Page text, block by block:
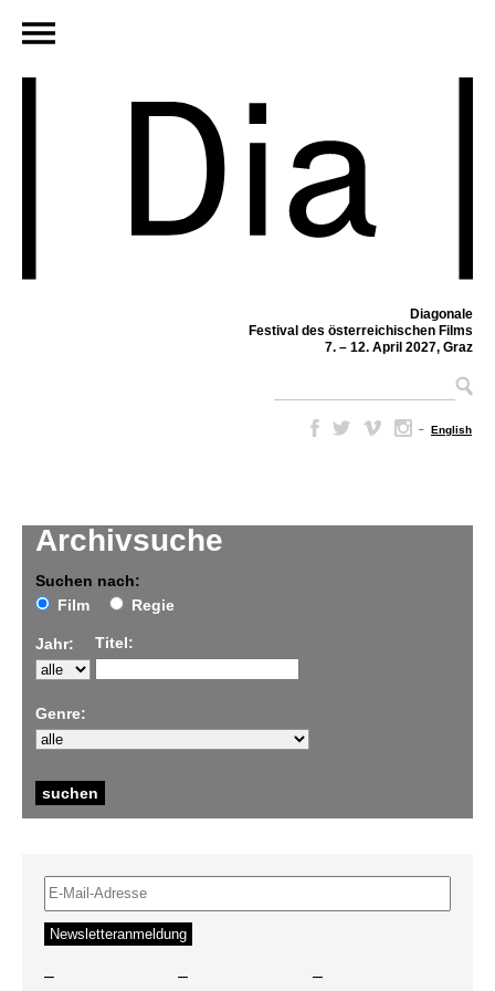
Diagonale
Festival des österreichischen Films
7. – 12. April 2027, Graz
– English
Archivsuche
Suchen nach:
Film
Regie
Jahr: Titel:
Genre:
– – –